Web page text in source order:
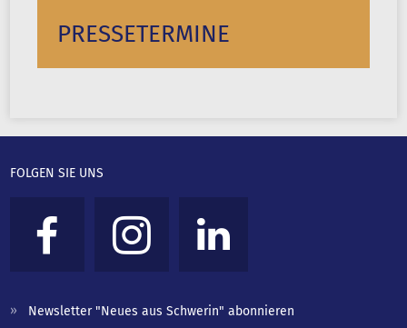
PRESSETERMINE
FOLGEN SIE UNS
Newsletter "Neues aus Schwerin" abonnieren